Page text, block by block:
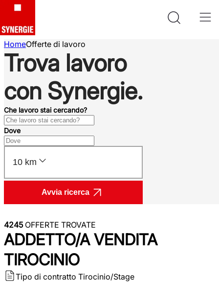
HomeOfferte di lavoro
Trova lavoro
con Synergie.
Che lavoro stai cercando?
Dove
10 km
Avvia ricerca
4245OFFERTE TROVATE
ADDETTO/A VENDITA
TIROCINIO
Tipo di contratto Tirocinio/Stage